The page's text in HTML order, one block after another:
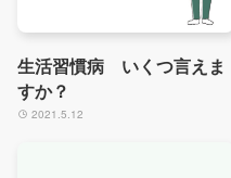
生活習慣病 いくつ言えま
すか？
2021.5.12